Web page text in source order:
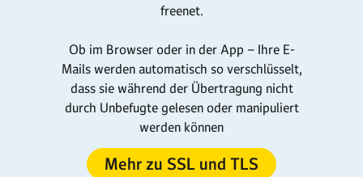
freenet.
Ob im Browser oder in der App – Ihre E-
Mails werden automatisch so verschlüsselt,
dass sie während der Übertragung nicht
durch Unbefugte gelesen oder manipuliert
werden können
Mehr zu SSL und TLS